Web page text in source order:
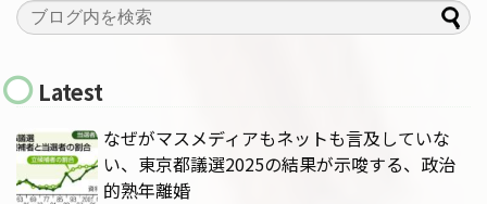
Latest
なぜがマスメディアもネットも言及していな
い、東京都議選2025の結果が示唆する、政治
的熟年離婚